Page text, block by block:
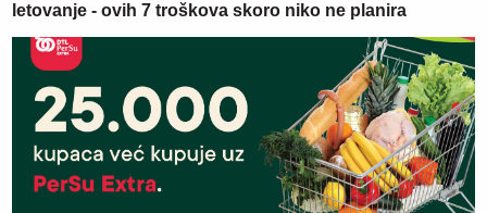
letovanje - ovih 7 troškova skoro niko ne planira